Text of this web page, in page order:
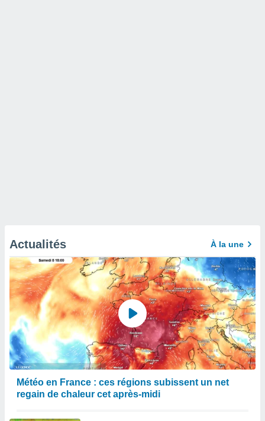
Actualités À la une
Météo en France : ces régions subissent un net
regain de chaleur cet après-midi